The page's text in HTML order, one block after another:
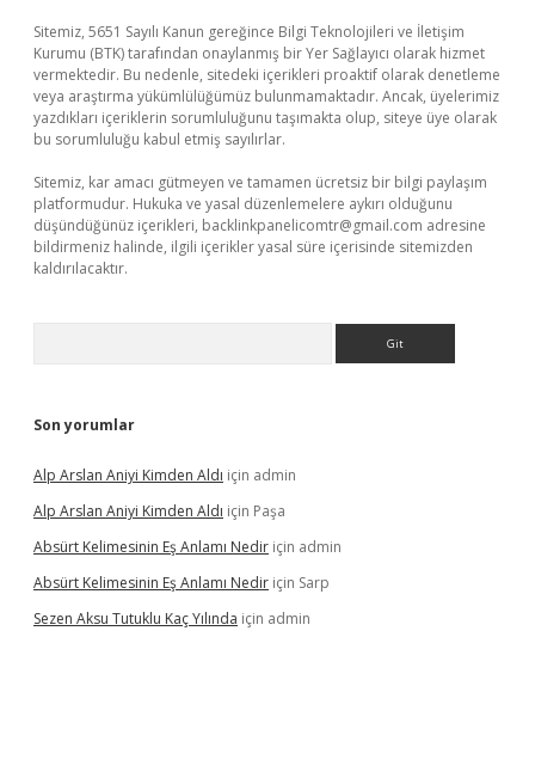
Sitemiz, 5651 Sayılı Kanun gereğince Bilgi Teknolojileri ve İletişim
Kurumu (BTK) tarafından onaylanmış bir Yer Sağlayıcı olarak hizmet
vermektedir. Bu nedenle, sitedeki içerikleri proaktif olarak denetleme
veya araştırma yükümlülüğümüz bulunmamaktadır. Ancak, üyelerimiz
yazdıkları içeriklerin sorumluluğunu taşımakta olup, siteye üye olarak
bu sorumluluğu kabul etmiş sayılırlar.
Sitemiz, kar amacı gütmeyen ve tamamen ücretsiz bir bilgi paylaşım
platformudur. Hukuka ve yasal düzenlemelere aykırı olduğunu
düşündüğünüz içerikleri, backlinkpanelicomtr@gmail.com adresine
bildirmeniz halinde, ilgili içerikler yasal süre içerisinde sitemizden
kaldırılacaktır.
Son yorumlar
Alp Arslan Aniyi Kimden Aldı için admin
Alp Arslan Aniyi Kimden Aldı için Paşa
Absürt Kelimesinin Eş Anlamı Nedir için admin
Absürt Kelimesinin Eş Anlamı Nedir için Sarp
Sezen Aksu Tutuklu Kaç Yılında için admin